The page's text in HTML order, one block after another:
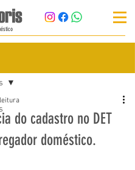
do cadastro no DET
doméstico.